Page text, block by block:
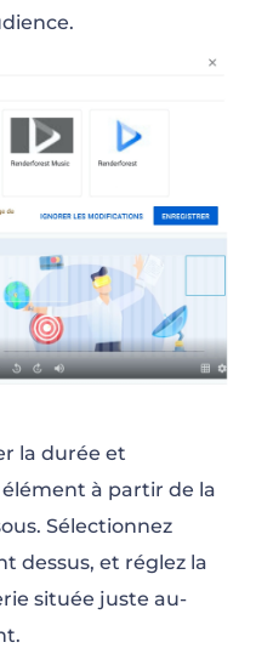
la durée et
à partir de la
Sélectionnez
dessus, et réglez la
située juste au-